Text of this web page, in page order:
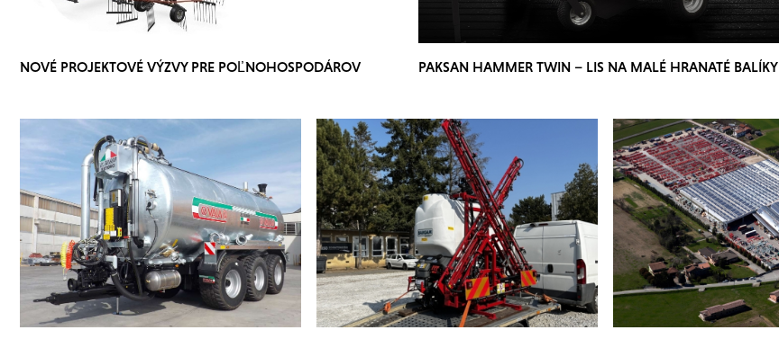
NOVÉ PROJEKTOVÉ VÝZVY PRE POĽNOHOSPODÁROV PAKSAN HAMMER TWIN – LIS NA MALÉ HRANATÉ BALÍKY